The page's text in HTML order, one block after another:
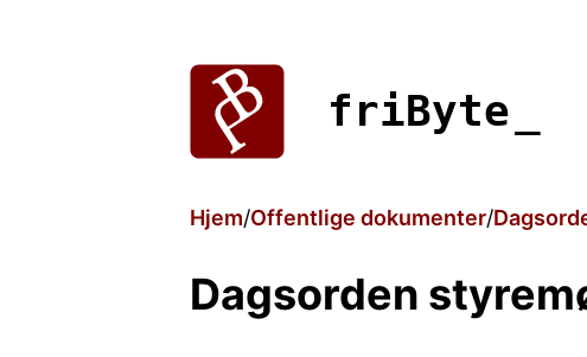
friByte
Hjem Offentlige dokumenter
Dagsorden